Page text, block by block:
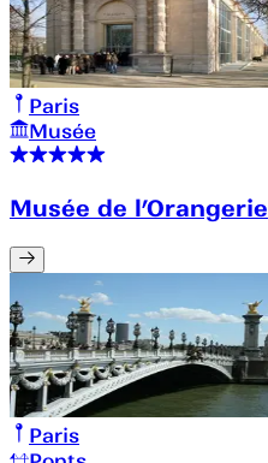
Paris
Musée
Musée de l’Orangerie
Paris